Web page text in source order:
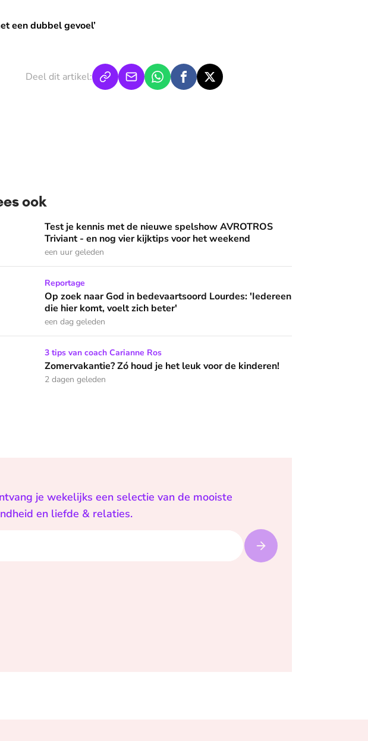
een dubbel gevoel’
Deel dit artikel:
koffie bij de stacaravan'
niet met het vingertje wijzen’
ook
je kennis met de nieuwe spelshow AVROTROS Triviant - en nog vier kijktips voor
Test je kennis met de nieuwe spelshow AVROTROS
Triviant - en nog vier kijktips voor het weekend
een uur geleden
zoek naar God in bedevaartsoord Lourdes: 'Iedereen die hier komt, voelt zich beter'
Reportage
Op zoek naar God in bedevaartsoord Lourdes: 'Iedereen
die hier komt, voelt zich beter'
een dag geleden
Zó houd je het leuk voor de kinderen!
3 tips van coach Carianne Ros
Zomervakantie? Zó houd je het leuk voor de kinderen!
2 dagen geleden
je wekelijks een selectie van de mooiste
en liefde & relaties.